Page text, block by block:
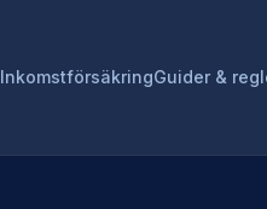
InkomstförsäkringGuider &